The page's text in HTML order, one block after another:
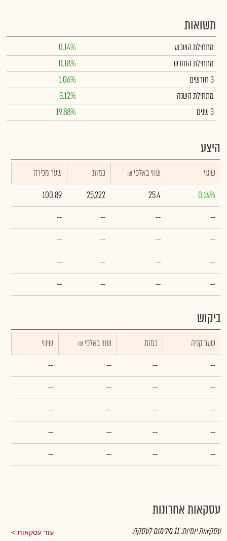
תשואות
מתחילת השבוע
0.14%
מתחילת החודש
0.18%
3 חודשים
1.06%
מתחילת השנה
3.12%
3 שנים
19.88%
היצע
שינוי ₪ שווי באלפי כמות
שער מכירה
0.14%
25.4
25,222
100.89
--
--
--
--
--
--
--
--
--
--
--
--
--
--
--
--
ביקוש
שער קניה כמות ₪ שווי באלפי
שינוי
--
--
--
--
--
--
--
--
--
--
--
--
--
--
--
--
--
--
--
--
עסקאות אחרונות
עוד עסקאות עסקאות יומיות:11מינימום לעסקה: